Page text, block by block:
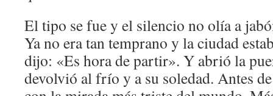
El tipo se fue y el silencio no olía a
Ya no era tan temprano y la ciudad
dijo: «Es hora de partir». Y abrió la
devolvió al frío y a su soledad. Antes